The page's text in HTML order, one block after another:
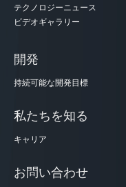
テクノロジーニュース
ビデオギャラリー
開発
持続可能な開発目標
私たちを知る
キャリア
お問い合わせ